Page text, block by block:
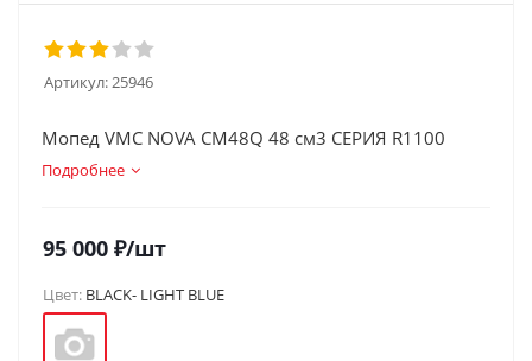
Артикул:25946
Мопед VMC NOVA CM48Q 48 см3 СЕРИЯ R1100
Подробнее
95 000 ₽/шт
Цвет: BLACK- LIGHT BLUE